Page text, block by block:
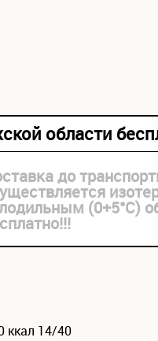
области
до
(0+5°С)
ккал 14/40